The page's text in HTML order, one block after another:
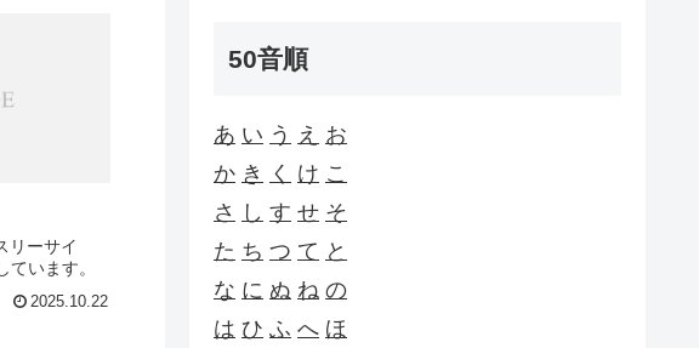
リーサイ
ています。
2025.10.22
50音順
あ い う え お
か き く け こ
さ
し す せ そ
た ち つ て と
な に ぬ ね の
は ひ ふ へ ほ